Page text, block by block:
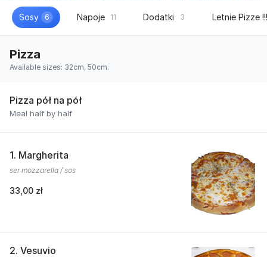
Sosy 6 Napoje 11 Dodatki 3 Letnie Pizze !!!
Pizza
Available sizes: 32cm, 50cm.
Pizza pół na pół
Meal half by half
1. Margherita
ser mozzarella / sos
33,00 zł
2. Vesuvio